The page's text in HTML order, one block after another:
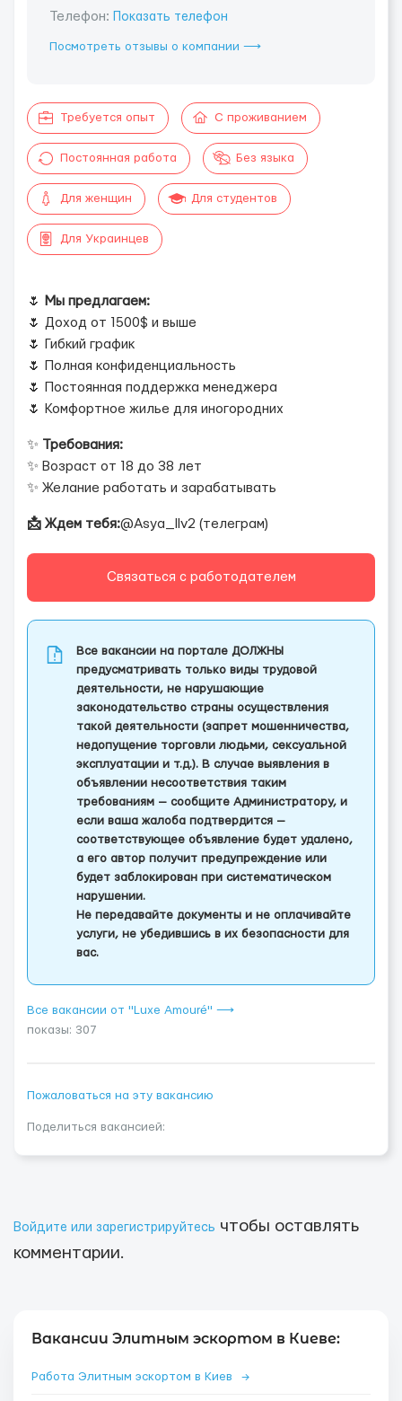
Телефон: Показать телефон
Посмотреть отзывы о компании ⟶
Требуется опыт С проживанием
Постоянная работа Без языка
Для женщин Для студентов
Для Украинцев
🌷
Мы предлагаем:
🌷 Доход от 1500$ и выше
🌷 Гибкий график
🌷 Полная конфиденциальность
🌷 Постоянная поддержка менеджера
🌷 Комфортное жилье для иногородних
✨
Требования:
✨ Возраст от 18 до 38 лет
✨ Желание работать и зарабатывать
📩 Ждем тебя:@Asya_llv2 (телеграм)
Связаться с работодателем
Все вакансии на портале ДОЛЖНЫ
предусматривать только виды трудовой
деятельности, не нарушающие
законодательство страны осуществления
такой деятельности (запрет мошенничества,
недопущение торговли людьми, сексуальной
эксплуатации и т.д.). В случае выявления в
объявлении несоответствия таким
требованиям — сообщите Администратору, и
если ваша жалоба подтвердится —
соответствующее объявление будет удалено,
а его автор получит предупреждение или
будет заблокирован при систематическом
нарушении.
Не передавайте документы и не оплачивайте
услуги, не убедившись в их безопасности для
вас.
Все вакансии от "Luxe Amouré" ⟶
показы: 307
Пожаловаться на эту вакансию
Поделиться вакансией:
Войдите или зарегистрируйтесь чтобы оставлять
комментарии.
Вакансии Элитным эскортом в Киеве:
Работа Элитным эскортом в Киев →